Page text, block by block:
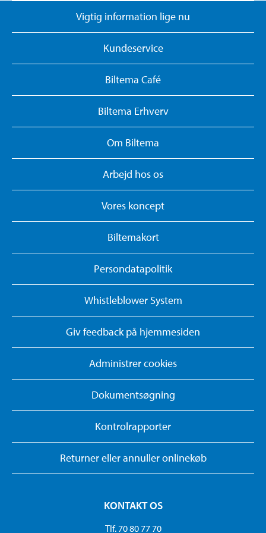
Vigtig information lige nu
Kundeservice
Biltema Café
Biltema Erhverv
Om Biltema
Arbejd hos os
Vores koncept
Biltemakort
Persondatapolitik
Whistleblower System
Giv feedback på hjemmesiden
Administrer cookies
Dokumentsøgning
Kontrolrapporter
Returner eller annuller onlinekøb
KONTAKT OS
Tlf. 70 80 77 70